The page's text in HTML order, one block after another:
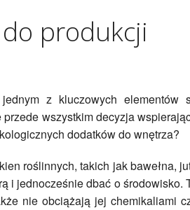
produkcji
z kluczowych elementów
wszystkim decyzja
dodatków do wnętrza?
roślinnych, takich jak bawełna,
i jednocześnie dbać o środowisko.
nie obciążają jej chemikaliami